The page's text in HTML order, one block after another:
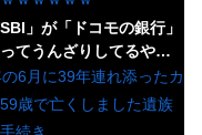
SBI」が「ドコモの銀行」
てうんざりしてるやつ
ｗｗｗ